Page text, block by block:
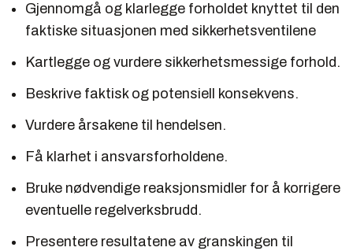
Gjennomgå og klarlegge forholdet knyttet til den
faktiske situasjonen med sikkerhetsventilene
Kartlegge og vurdere sikkerhetsmessige forhold.
Beskrive faktisk og potensiell konsekvens.
Vurdere årsakene til hendelsen.
Få klarhet i ansvarsforholdene.
Bruke nødvendige reaksjonsmidler for å korrigere
eventuelle regelverksbrudd.
Presentere resultatene av granskingen til